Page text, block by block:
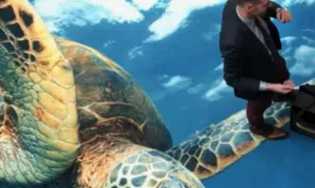
Materialien
Über uns
Kontakt